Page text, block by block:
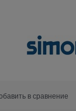
в сравнение